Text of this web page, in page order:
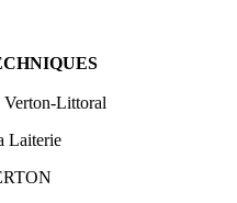
Verton-Littoral
Laiterie